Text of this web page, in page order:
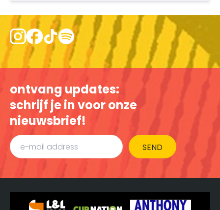
ontvang updates:
schrijf je in voor onze
nieuwsbrief!
SEND